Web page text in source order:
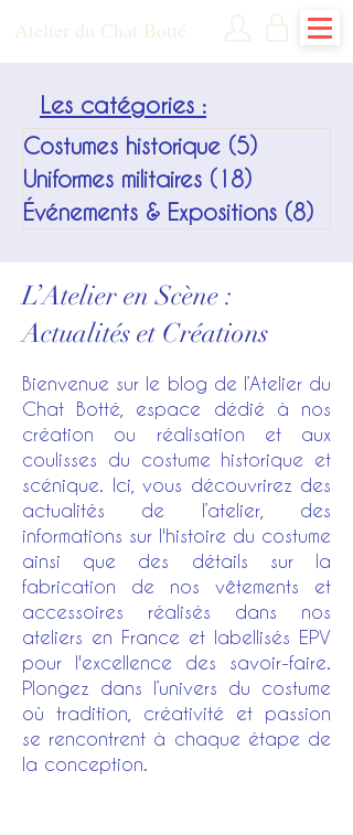
Atelier du Chat Botté
Les catégories :
Costumes historique (5)
Uniformes militaires (18)
Événements & Expositions (8)
L’Atelier en Scène :
Actualités et Créations
Bienvenue sur le blog de l’Atelier du
Chat Botté, espace dédié à nos
création ou réalisation et aux
coulisses du costume historique et
scénique. Ici, vous découvrirez des
actualités de l’atelier, des
informations sur l'histoire du costume
ainsi que des détails sur la
fabrication de nos vêtements et
accessoires réalisés dans nos
ateliers en France et labellisés EPV
pour l'excellence des savoir-faire.
Plongez dans l’univers du costume
où tradition, créativité et passion
se rencontrent à chaque étape de
la conception.